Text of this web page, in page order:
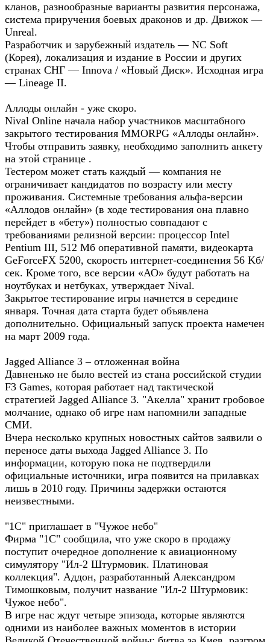
кланов, разнообразные варианты развития персонажа,
система приручения боевых драконов и др. Движок —
Unreal.
Разработчик и зарубежный издатель — NC Soft
(Корея), локализация и издание в России и других
странах СНГ — Innova / «Новый Диск». Исходная игра
— Lineage II.
Аллоды онлайн - уже скоро.
Nival Online начала набор участников масштабного
закрытого тестирования MMORPG «Аллоды онлайн».
Чтобы отправить заявку, необходимо заполнить анкету
на этой странице .
Тестером может стать каждый — компания не
ограничивает кандидатов по возрасту или месту
проживания. Системные требования альфа-версии
«Аллодов онлайн» (в ходе тестирования она плавно
перейдет в «бету») полностью совпадают с
требованиями релизной версии: процессор Intel
Pentium III, 512 Mб оперативной памяти, видеокарта
GeForceFX 5200, скорость интернет-соединения 56 Kб/
сек. Кроме того, все версии «АО» будут работать на
ноутбуках и нетбуках, утверждает Nival.
Закрытое тестирование игры начнется в середине
января. Точная дата старта будет объявлена
дополнительно. Официальный запуск проекта намечен
на март 2009 года.
Jagged Alliance 3 – отложенная война
Давненько не было вестей из стана российской студии
F3 Games, которая работает над тактической
стратегией Jagged Alliance 3. "Акелла" хранит гробовое
молчание, однако об игре нам напомнили западные
СМИ.
Вчера несколько крупных новостных сайтов заявили о
переносе даты выхода Jagged Alliance 3. По
информации, которую пока не подтвердили
официальные источники, игра появится на прилавках
лишь в 2010 году. Причины задержки остаются
неизвестными.
"1С" приглашает в "Чужое небо"
Фирма "1С" сообщила, что уже скоро в продажу
поступит очередное дополнение к авиационному
симулятору "Ил-2 Штурмовик. Платиновая
коллекция". Аддон, разработанный Александром
Тимошковым, получит название "Ил-2 Штурмовик:
Чужое небо".
В игре нас ждут четыре эпизода, которые являются
одними из наиболее важных моментов в истории